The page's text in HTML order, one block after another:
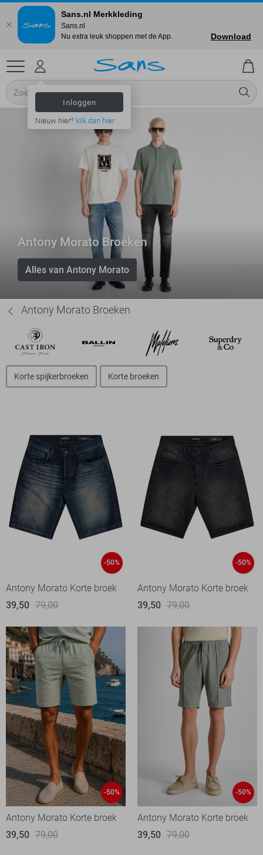
Inloggen
Nieuw hier? klik dan hier
Antony Morato Broeken
Alles van Antony Morato
Antony Morato Broeken
Korte spijkerbroeken Korte broeken
-50%
Antony Morato Korte broek
39,50 79,00
-50%
Antony Morato Korte broek
39,50 79,00
-50%
Antony Morato Korte broek
39,50 79,00
-50%
Antony Morato Korte broek
39,50 79,00
Sans.nl Merkkleding
Sans.nl
Nu extra leuk shoppen met de App.
Download